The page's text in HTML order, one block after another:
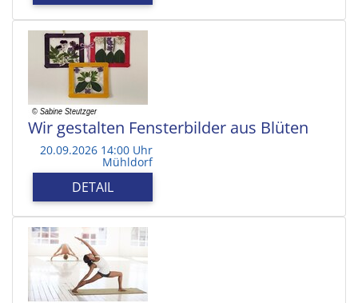
Wir gestalten Fensterbilder aus Blüten
20.09.2026 14:00 Uhr
Mühldorf
DETAIL